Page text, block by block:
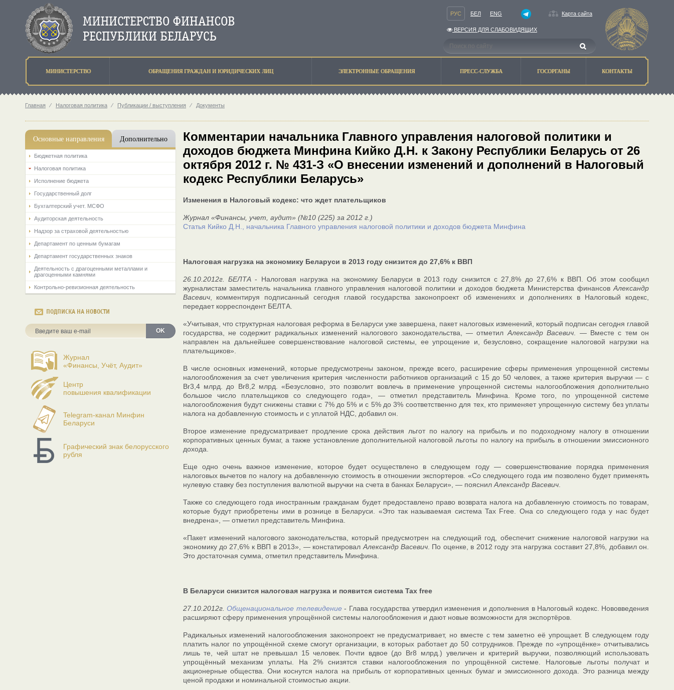
РУС БЕЛ ENG Карта сайта
ВЕРСИЯ ДЛЯ СЛАБОВИДЯЩИХ
МИНИСТЕРСТВО ОБРАЩЕНИЯ ГРАЖДАН И ЮРИДИЧЕСКИХ ЛИЦ ЭЛЕКТРОННЫЕ ОБРАЩЕНИЯ ПРЕСС-СЛУЖБА ГОСОРГАНЫ КОНТАКТЫ
Главная ⁄ Налоговая политика ⁄ Публикации / выступления ⁄ Документы
Основные направления Дополнительно
Бюджетная политика
Налоговая политика
Исполнение бюджета
Государственный долг
Бухгалтерский учет. МСФО
Аудиторская деятельность
Надзор за страховой деятельностью
Департамент по ценным бумагам
Департамент государственных знаков
Деятельность с драгоценными металлами и
драгоценными камнями
Контрольно-ревизионная деятельность
ПОДПИСКА НА НОВОСТИ
OK
Журнал
«Финансы, Учёт, Аудит»
Центр
повышения квалификации
Telegram-канал Минфин
Беларуси
Графический знак белорусского
рубля
Комментарии начальника Главного управления налоговой политики и
доходов бюджета Минфина Кийко Д.Н. к Закону Республики Беларусь от 26
октября 2012 г. № 431-З «О внесении изменений и дополнений в Налоговый
кодекс Республики Беларусь»
Изменения в Налоговый кодекс: что ждет плательщиков
Журнал «Финансы, учет, аудит» (№10 (225) за 2012 г.)
Статья Кийко Д.Н., начальника Главного управления налоговой политики и доходов бюджета Минфина
Налоговая нагрузка на экономику Беларуси в 2013 году снизится до 27,6% к ВВП
26.10.2012г. БЕЛТА- Налоговая нагрузка на экономику Беларуси в 2013 году снизится с 27,8% до 27,6% к ВВП. Об этом сообщил
журналистам заместитель начальника главного управления налоговой политики и доходов бюджета Министерства финансов Александр
Васевич, комментируя подписанный сегодня главой государства законопроект об изменениях и дополнениях в Налоговый кодекс,
передает корреспондент БЕЛТА.
«Учитывая, что структурная налоговая реформа в Беларуси уже завершена, пакет налоговых изменений, который подписан сегодня главой
государства, не содержит радикальных изменений налогового законодательства, — отметил Александр Васевич . — Вместе с тем он
направлен на дальнейшее совершенствование налоговой системы, ее упрощение и, безусловно, сокращение налоговой нагрузки на
плательщиков».
В числе основных изменений, которые предусмотрены законом, прежде всего, расширение сферы применения упрощенной системы
налогообложения за счет увеличения критерия численности работников организаций с 15 до 50 человек, а также критерия выручки — с
Br3,4 млрд. до Br8,2 млрд. «Безусловно, это позволит вовлечь в применение упрощенной системы налогообложения дополнительно
большое число плательщиков со следующего года», — отметил представитель Минфина. Кроме того, по упрощенной системе
налогообложения будут снижены ставки с 7% до 5% и с 5% до 3% соответственно для тех, кто применяет упрощенную систему без уплаты
налога на добавленную стоимость и с уплатой НДС, добавил он.
Второе изменение предусматривает продление срока действия льгот по налогу на прибыль и по подоходному налогу в отношении
корпоративных ценных бумаг, а также установление дополнительной налоговой льготы по налогу на прибыль в отношении эмиссионного
дохода.
Еще одно очень важное изменение, которое будет осуществлено в следующем году — совершенствование порядка применения
налоговых вычетов по налогу на добавленную стоимость в отношении экспортеров. «Со следующего года им позволено будет применять
нулевую ставку без поступления валютной выручки на счета в банках Беларуси», — пояснил Александр Васевич.
Также со следующего года иностранным гражданам будет предоставлено право возврата налога на добавленную стоимость по товарам,
которые будут приобретены ими в рознице в Беларуси. «Это так называемая система Tax Free. Она со следующего года у нас будет
внедрена», — отметил представитель Минфина.
«Пакет изменений налогового законодательства, который предусмотрен на следующий год, обеспечит снижение налоговой нагрузки на
экономику до 27,6% к ВВП в 2013», — констатировал Александр Васевич . По оценке, в 2012 году эта нагрузка составит 27,8%, добавил он.
Это достаточная сумма, отметил представитель Минфина.
В Беларуси снизится налоговая нагрузка и появится система Tax free
27.10.2012г. Общенациональное телевидение- Глава государства утвердил изменения и дополнения в Налоговый кодекс. Нововведения
расширяют сферу применения упрощённой системы налогообложения и дают новые возможности для экспортёров.
Радикальных изменений налогообложения законопроект не предусматривает, но вместе с тем заметно её упрощает. В следующем году
платить налог по упрощённой схеме смогут организации, в которых работает до 50 сотрудников. Прежде по «упрощёнке» отчитывались
лишь те, чей штат не превышал 15 человек. Почти вдвое (до Br8 млрд.) увеличен и критерий выручки, позволяющий использовать
упрощённый механизм уплаты. На 2% снизятся ставки налогообложения по упрощённой системе. Налоговые льготы получат и
акционерные общества. Они коснутся налога на прибыль от корпоративных ценных бумаг и эмиссионного дохода. Это разница между
ценой продажи и номинальной стоимостью акции.